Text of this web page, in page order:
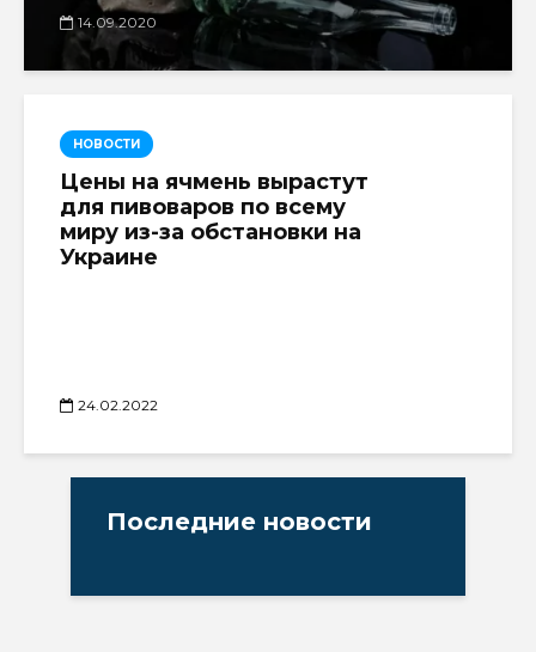
14.09.2020
НОВОСТИ
Цены на ячмень вырастут
для пивоваров по всему
миру из-за обстановки на
Украине
24.02.2022
Последние новости